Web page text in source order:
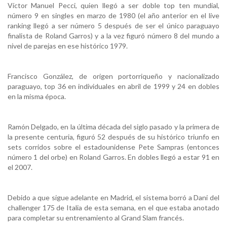
Víctor Manuel Pecci, quien llegó a ser doble top ten mundial,
número 9 en singles en marzo de 1980 (el año anterior en el live
ranking llegó a ser número 5 después de ser el único paraguayo
finalista de Roland Garros) y a la vez figuró número 8 del mundo a
nivel de parejas en ese histórico 1979.
Francisco González, de origen portorriqueño y nacionalizado
paraguayo, top 36 en individuales en abril de 1999 y 24 en dobles
en la misma época.
Ramón Delgado, en la última década del siglo pasado y la primera de
la presente centuria, figuró 52 después de su histórico triunfo en
sets corridos sobre el estadounidense Pete Sampras (entonces
número 1 del orbe) en Roland Garros. En dobles llegó a estar 91 en
el 2007.
Debido a que sigue adelante en Madrid, el sistema borró a Dani del
challenger 175 de Italia de esta semana, en el que estaba anotado
para completar su entrenamiento al Grand Slam francés.